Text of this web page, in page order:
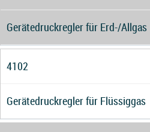
Gerätedruckregler für Erd-/Allgas
4102
Gerätedruckregler für Flüssiggas